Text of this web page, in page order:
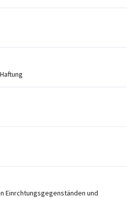
Einrchtungsgegenständen und